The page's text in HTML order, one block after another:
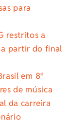
para
restritos a
a partir do final
em 8º
de música
da carreira